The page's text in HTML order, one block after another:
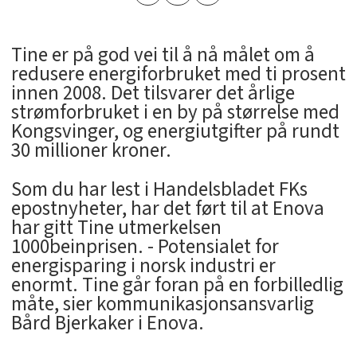
Tine er på god vei til å nå målet om å
redusere energiforbruket med ti prosent
innen 2008. Det tilsvarer det årlige
strømforbruket i en by på størrelse med
Kongsvinger, og energiutgifter på rundt
30 millioner kroner.
Som du har lest i Handelsbladet FKs
epostnyheter, har det ført til at Enova
har gitt Tine utmerkelsen
1000beinprisen. - Potensialet for
energisparing i norsk industri er
enormt. Tine går foran på en forbilledlig
måte, sier kommunikasjonsansvarlig
Bård Bjerkaker i Enova.